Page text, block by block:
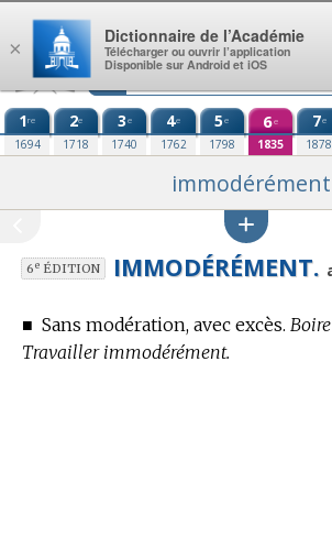
Aller au contenu
1re
1694
2e
1718
3e
1740
4e
1762
5e
1798
6e
1835
7e
1878
immodérément
6eÉDITION IMMODÉRÉMENT.
■ Sans modération, avec excès.
Travailler immodérément.
×
Dictionnaire de l’Académie
Télécharger ou ouvrir l’application
Disponible sur Android et iOS